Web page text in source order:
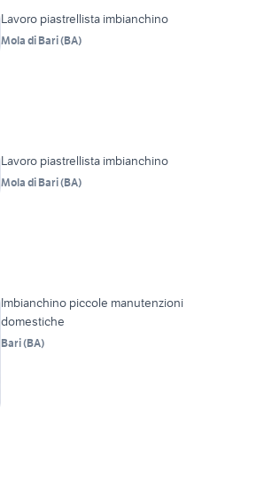
Lavoro piastrellista imbianchino
Mola di Bari(BA)
Lavoro piastrellista imbianchino
Mola di Bari(BA)
Imbianchino piccole manutenzioni
domestiche
Bari(BA)